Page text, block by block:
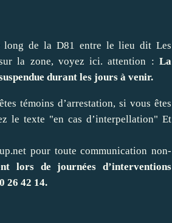
long de la D81 entre le lieu dit Les
la zone, voyez ici. attention : La
durant les jours à venir.
témoins d’arrestation, si vous êtes
le texte "en cas d’interpellation" Et
pour toute communication non-
lors de journées d’interventions
26 42 14.